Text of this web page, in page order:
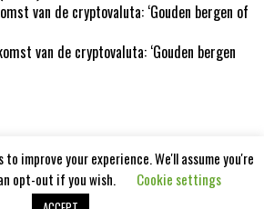
van de cryptovaluta: ‘Gouden bergen of
van de cryptovaluta: ‘Gouden bergen
Cryptotoekomst 2020
improve your experience. We'll assume you're
opt-out if you wish.
Cookie settings